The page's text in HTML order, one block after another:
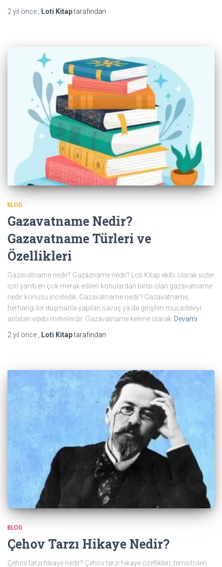
2 yıl önce Loti Kitaptarafından
BLOG
Gazavatname Nedir?
Gazavatname Türleri ve
Özellikleri
Gazavatname nedir? Gazazname nedir? Loti Kitap ekibi olarak sizler
için yanıtı en çok merak edilen konulardan birisi olan gazavatname
nedir konusu inceledik. Gazavatname nedir? Gazavatname,
herhangi bir düşmanla yapılan savaş ya da girişilen mücadeleyi
anlatan edebi metinlerdir. Gazavatname kelime olarak Devamı
2 yıl önce Loti Kitaptarafından
BLOG
Çehov Tarzı Hikaye Nedir?
Çehov tarzı hikaye nedir? Çehov tarzı hikaye özellikleri, temsilcileri